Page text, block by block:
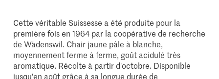
Cette véritable Suissesse a été produite pour la
première fois en 1964 par la coopérative de recherche
de Wädenswil. Chair jaune pâle à blanche,
moyennement ferme à ferme, goût acidulé très
aromatique. Récolte à partir d'octobre. Disponible
jusqu'en août grâce à sa longue durée de